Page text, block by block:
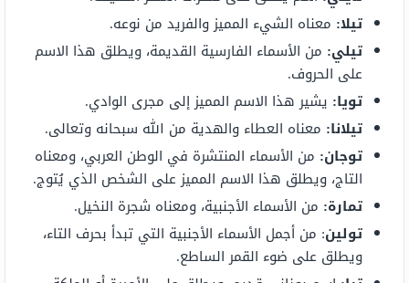
تيلا: معناه الشيء المميز والفريد من نوعه.
تيلي: من الأسماء الفارسية القديمة، ويطلق هذا الاسم
على الحروف.
تويا: يشير هذا الاسم المميز إلى مجرى الوادي.
تيلانا: معناه العطاء والهدية من الله سبحانه وتعالى.
توجان: من الأسماء المنتشرة في الوطن العربي، ومعناه
التاج، ويطلق هذا الاسم المميز على الشخص الذي يُتوج.
تمارة: من الأسماء الأجنبية، ومعناه شجرة النخيل.
تولين: من أجمل الأسماء الأجنبية التي تبدأ بحرف التاء،
ويطلق على ضوء القمر الساطع.